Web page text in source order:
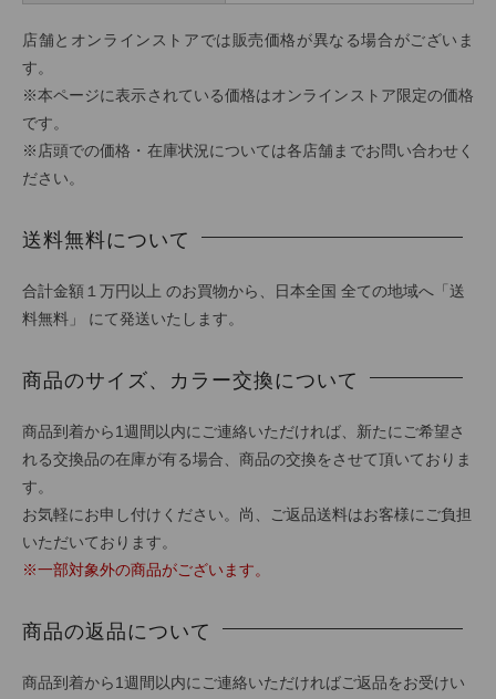
店舗とオンラインストアでは販売価格が異なる場合がございま
す。
※本ページに表示されている価格はオンラインストア限定の価格
です。
※店頭での価格・在庫状況については各店舗までお問い合わせく
ださい。
送料無料について
合計金額１万円以上 のお買物から、日本全国 全ての地域へ「送
料無料」 にて発送いたします。
商品のサイズ、カラー交換について
商品到着から1週間以内にご連絡いただければ、新たにご希望さ
れる交換品の在庫が有る場合、商品の交換をさせて頂いておりま
す。
お気軽にお申し付けください。尚、ご返品送料はお客様にご負担
いただいております。
※一部対象外の商品がございます。
商品の返品について
商品到着から1週間以内にご連絡いただければご返品をお受けい